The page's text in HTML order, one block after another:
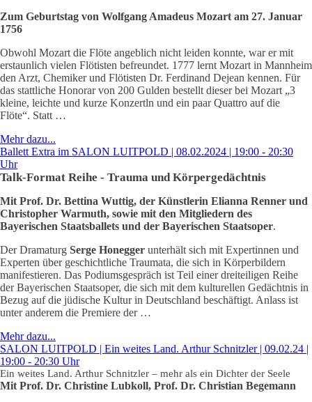
Zum Geburtstag von Wolfgang Amadeus Mozart am 27. Januar
1756
Obwohl Mozart die Flöte angeblich nicht leiden konnte, war er mit
erstaunlich vielen Flötisten befreundet. 1777 lernt Mozart in Mannheim
den Arzt, Chemiker und Flötisten Dr. Ferdinand Dejean kennen. Für
das stattliche Honorar von 200 Gulden bestellt dieser bei Mozart „3
kleine, leichte und kurze Konzertln und ein paar Quattro auf die
Flöte“. Statt …
Mehr dazu...
Ballett Extra im SALON LUITPOLD | 08.02.2024 | 19:00 - 20:30
Uhr
Talk-Format Reihe - Trauma und Körpergedächtnis
Mit Prof. Dr. Bettina Wuttig, der Künstlerin Elianna Renner und
Christopher Warmuth, sowie mit den Mitgliedern des
Bayerischen Staatsballets und der Bayerischen Staatsoper.
Der Dramaturg Serge Honegger unterhält sich mit Expertinnen und
Experten über geschichtliche Traumata, die sich in Körperbildern
manifestieren. Das Podiumsgespräch ist Teil einer dreiteiligen Reihe
der Bayerischen Staatsoper, die sich mit dem kulturellen Gedächtnis in
Bezug auf die jüdische Kultur in Deutschland beschäftigt. Anlass ist
unter anderem die Premiere der …
Mehr dazu...
SALON LUITPOLD | Ein weites Land. Arthur Schnitzler | 09.02.24 |
19:00 - 20:30 Uhr
Ein weites Land. Arthur Schnitzler – mehr als ein Dichter der Seele
Mit Prof. Dr. Christine Lubkoll, Prof. Dr. Christian Begemann